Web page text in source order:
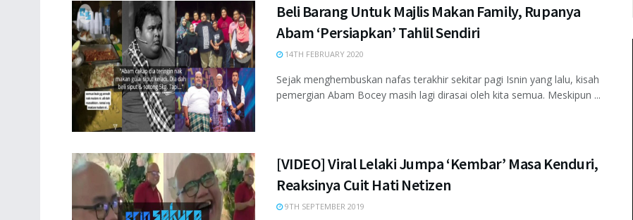
Beli Barang Untuk Majlis Makan Family, Rupanya
Abam ‘Persiapkan’ Tahlil Sendiri
14TH FEBRUARY 2020
Sejak menghembuskan nafas terakhir sekitar pagi Isnin yang lalu, kisah
pemergian Abam Bocey masih lagi dirasai oleh kita semua. Meskipun ...
[VIDEO] Viral Lelaki Jumpa ‘Kembar’ Masa Kenduri,
Reaksinya Cuit Hati Netizen
9TH SEPTEMBER 2019